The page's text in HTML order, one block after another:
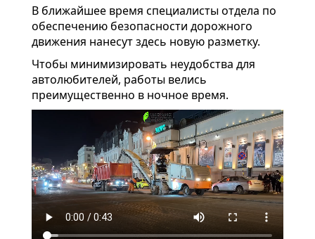
В ближайшее время специалисты отдела по
обеспечению безопасности дорожного
движения нанесут здесь новую разметку.
Чтобы минимизировать неудобства для
автолюбителей, работы велись
преимущественно в ночное время.